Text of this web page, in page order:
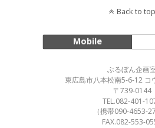
Back to top
Mobile
ぶるぼん企画
東広島市八本松南5-6-12 コ
〒739-0144
TEL.082-401-
（携帯090-4653-
FAX.082-553-